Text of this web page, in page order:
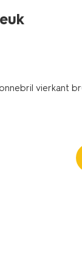
vierkant